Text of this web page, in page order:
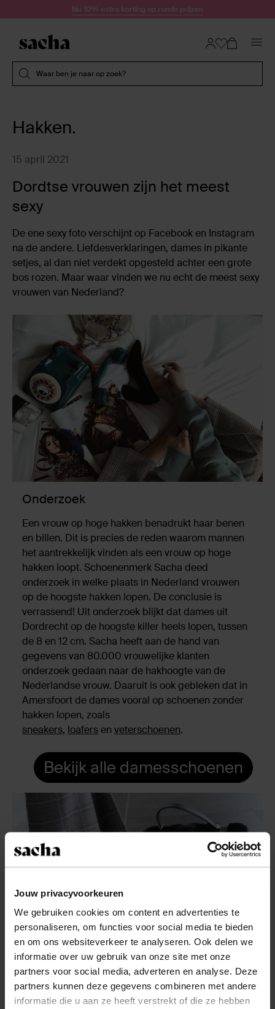
Jouw privacyvoorkeuren
We gebruiken cookies om content en advertenties te
personaliseren, om functies voor social media te bieden
en om ons websiteverkeer te analyseren. Ook delen we
informatie over uw gebruik van onze site met onze
partners voor social media, adverteren en analyse. Deze
partners kunnen deze gegevens combineren met andere
informatie die u aan ze heeft verstrekt of die ze hebben
Doorgaan naar artikelNu 10% extra korting op ronde prijzen
Waar ben je naar op zoek?
Hakken.
15 april 2021
Dordtse vrouwen zijn het meest
sexy
De ene sexy foto verschijnt op Facebook en Instagram
na de andere. Liefdesverklaringen, dames in pikante
setjes, al dan niet verdekt opgesteld achter een grote
bos rozen. Maar waar vinden we nu echt de meest sexy
vrouwen van Nederland?
Onderzoek
Een vrouw op hoge hakken benadrukt haar benen
en billen. Dit is precies de reden waarom mannen
het aantrekkelijk vinden als een vrouw op hoge
hakken loopt. Schoenenmerk Sacha deed
onderzoek in welke plaats in Nederland vrouwen
op de hoogste hakken lopen. De conclusie is
verrassend! Uit onderzoek blijkt dat dames uit
Dordrecht op de hoogste killer heels lopen, tussen
de 8 en 12 cm. Sacha heeft aan de hand van
gegevens van 80.000 vrouwelijke klanten
onderzoek gedaan naar de hakhoogte van de
Nederlandse vrouw. Daaruit is ook gebleken dat in
Amersfoort de dames vooral op schoenen zonder
hakken lopen, zoals
sneakers, loafersen veterschoenen.
Bekijk alle damesschoenen
Sexy op hakken
Wat wil de hakhoogte verder zeggen? Een vrouw